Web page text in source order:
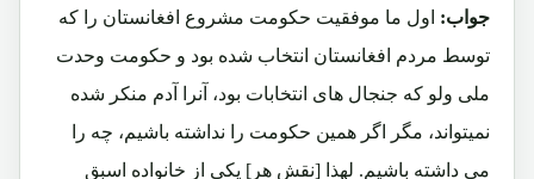
جواب: اول ما موفقیت حکومت مشروع افغانستان را که
توسط مردم افغانستان انتخاب شده بود و حکومت وحدت
ملی ولو که جنجال های انتخابات بود، آنرا آدم منکر شده
نمیتواند، مگر اگر همین حکومت را نداشته باشیم، چه را
می داشته باشیم. لهذا [نقش هر] یکی از خانواده اسبق